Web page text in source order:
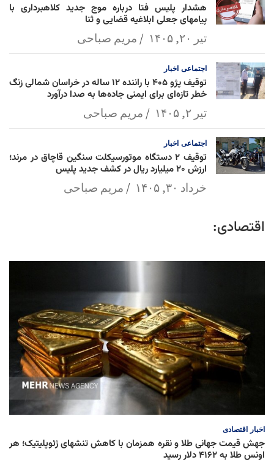
هشدار پلیس فتا درباره موج جدید کلاهبرداری با
پیامهای جعلی ابلاغیه قضایی و ثنا
تیر ۲۰, ۱۴۰۵ مریم صباحی
اجتماعی اخبار
توقیف پژو ۴۰۵ با راننده ۱۲ ساله در خراسان شمالی زنگ
خطر تازه‌ای برای ایمنی جاده‌ها به صدا درآورد
تیر ۲, ۱۴۰۵ مریم صباحی
اجتماعی اخبار
توقیف ۲ دستگاه موتورسیکلت سنگین قاچاق در مرند؛
ارزش ۲۰ میلیارد ریال در کشف جدید پلیس
خرداد ۳۰, ۱۴۰۵ مریم صباحی
اقتصادی:
اخبار اقتصادی
جهش قیمت جهانی طلا و نقره همزمان با کاهش تنشهای ژئوپلیتیک؛ هر
اونس طلا به ۴۱۶۲ دلار رسید